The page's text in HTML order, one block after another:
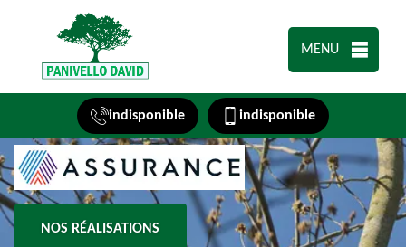
MENU
indisponible indisponible
NOS RÉALISATIONS